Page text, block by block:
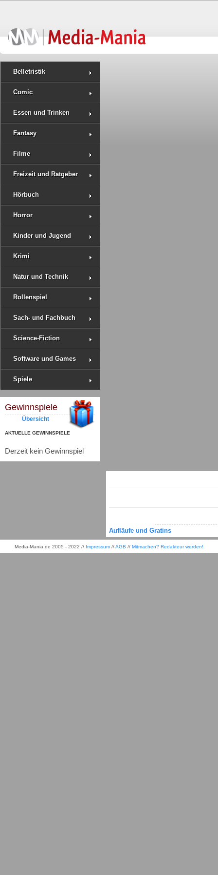
Belletristik
Comic
Essen und Trinken
Fantasy
Filme
Freizeit und Ratgeber
Hörbuch
Horror
Kinder und Jugend
Krimi
Natur und Technik
Rollenspiel
Sach- und Fachbuch
Science-Fiction
Software und Games
Spiele
Gewinnspiele
Übersicht
AKTUELLE GEWINNSPIELE
Derzeit kein Gewinnspiel
Aufläufe und Gratins
Media-Mania.de 2005 - 2022 // Impressum //AGB // Mitmachen? Redakteur werden!